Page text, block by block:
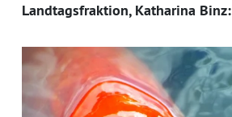
Landtagsfraktion, Katharina Binz: